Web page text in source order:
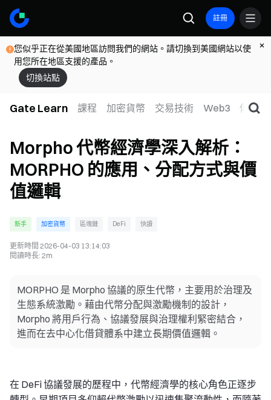
註冊
您似乎正在從美國地區訪問我們的網站。請切換到美國網站以使
用您所在地區支援的產品。
切換站點
Gate Learn 課程 加密貨幣 交易技術 Web3 傳統金
Morpho 代幣經濟學深入解析：
MORPHO 的應用、分配方式與價
值邏輯
新手 加密貨幣 區塊鏈 DeFi 快讀
更新時間 2026-04-03 13:14:03
閱讀時長: 2m
MORPHO 是 Morpho 協議的原生代幣，主要用於治理及
生態系統激勵。藉由代幣分配與激勵機制的設計，
Morpho 將用戶行為、協議發展與治理權利緊密結合，
進而在去中心化借貸體系中建立長期價值邏輯。
在 DeFi 協議發展的歷程中，代幣經濟學的核心角色正逐步